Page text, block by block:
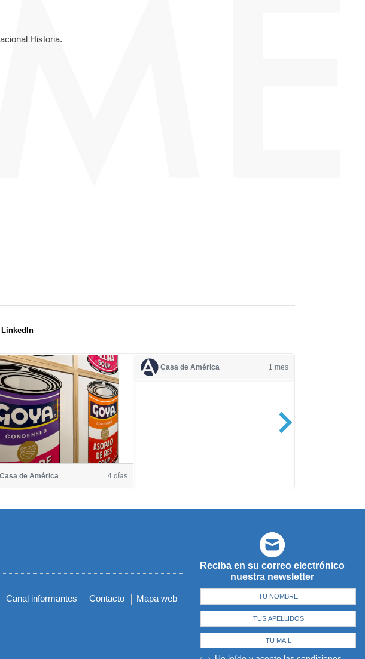
Historia.
LinkedIn
Casa de América 4 días
Casa de América 1 mes
Reciba en su correo electrónico
nuestra newsletter
Canal informantes Contacto Mapa web